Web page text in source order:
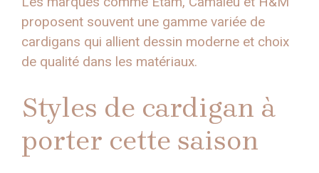
proposent souvent une gamme variée de
cardigans qui allient dessin moderne et choix
de qualité dans les matériaux.
Styles de cardigan à
porter cette saison